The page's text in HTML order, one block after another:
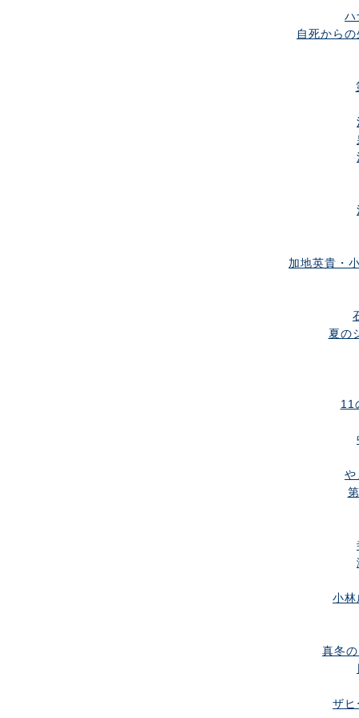
ハ
自死から
加地英貴・
夏の
11
や
小林
真冬
ザヒ